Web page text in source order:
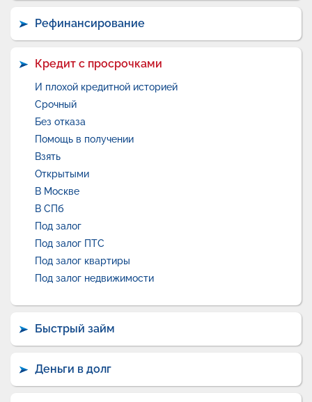
Рефинансирование
Кредит с просрочками
И плохой кредитной историей
Срочный
Без отказа
Помощь в получении
Взять
Открытыми
В Москве
В СПб
Под залог
Под залог ПТС
Под залог квартиры
Под залог недвижимости
Быстрый займ
Деньги в долг